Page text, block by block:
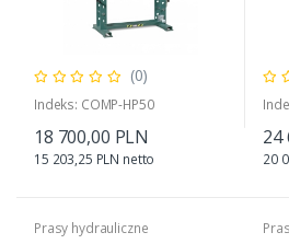
(0)
Indeks: COMP-HP50
18 700,00 PLN
15 203,25 PLN netto
24
20
Prasy hydrauliczne